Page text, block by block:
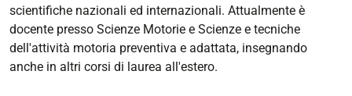
scientifiche nazionali ed internazionali. Attualmente è
docente presso Scienze Motorie e Scienze e tecniche
dell'attività motoria preventiva e adattata, insegnando
anche in altri corsi di laurea all'estero.